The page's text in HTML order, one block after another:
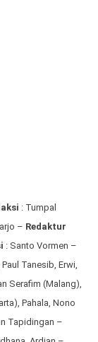
: Tumpal
– Redaktur
: Santo Vormen –
Tanesib, Erwi,
Serafim (Malang),
Pahala, Nono
Tapidingan –